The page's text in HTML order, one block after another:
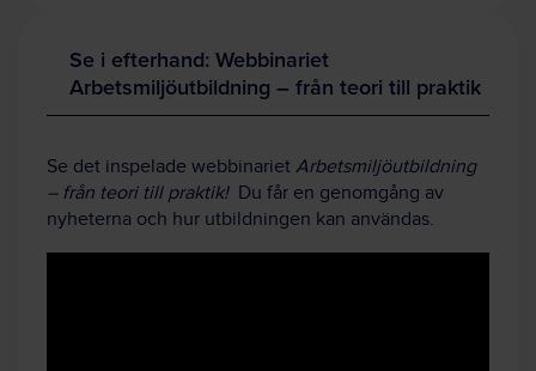
Se i efterhand: Webbinariet
Arbetsmiljöutbildning – från teori till praktik
Se det inspelade webbinariet Arbetsmiljöutbildning
– från teori till praktik! Du får en genomgång av
nyheterna och hur utbildningen kan användas.